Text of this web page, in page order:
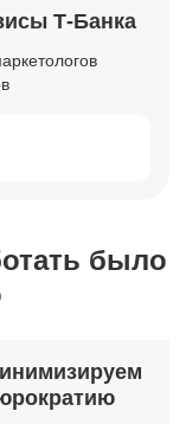
Т-Банка
было